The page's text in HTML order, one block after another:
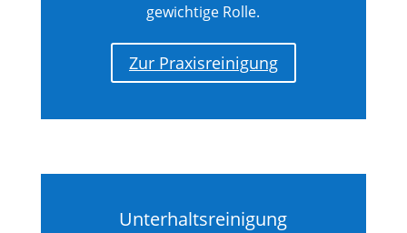
gewichtige Rolle.
Zur Praxisreinigung
Unterhaltsreinigung